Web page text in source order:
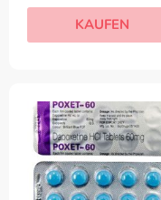
KAUFEN